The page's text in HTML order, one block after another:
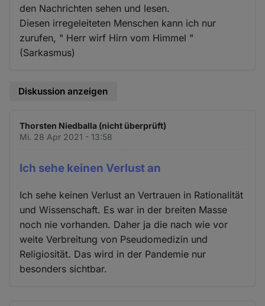
den Nachrichten sehen und lesen.
Diesen irregeleiteten Menschen kann ich nur
zurufen, " Herr wirf Hirn vom Himmel "
(Sarkasmus)
Diskussion anzeigen
Thorsten Niedballa (nicht überprüft)
Mi. 28 Apr 2021 - 13:58
Ich sehe keinen Verlust an
Ich sehe keinen Verlust an Vertrauen in Rationalität
und Wissenschaft. Es war in der breiten Masse
noch nie vorhanden. Daher ja die nach wie vor
weite Verbreitung von Pseudomedizin und
Religiosität. Das wird in der Pandemie nur
besonders sichtbar.